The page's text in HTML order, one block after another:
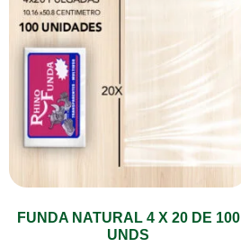
FUNDA NATURAL 4 X 20 DE 100
UNDS